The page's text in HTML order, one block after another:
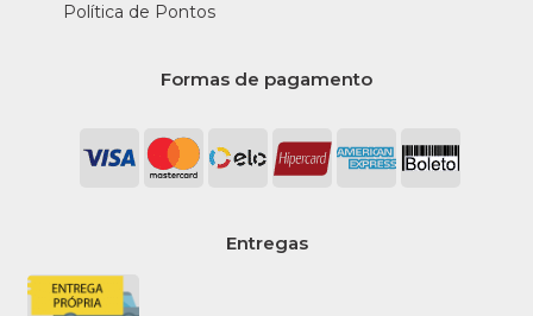
Política de Pontos
Formas de pagamento
Entregas